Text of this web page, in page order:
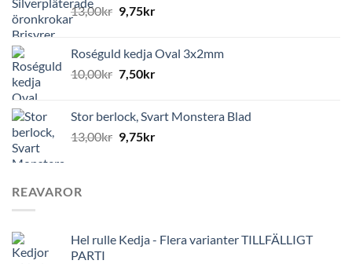
13,00kr 9,75kr
Roséguld kedja Oval 3x2mm
10,00kr 7,50kr
Stor berlock, Svart Monstera Blad
13,00kr 9,75kr
REAVAROR
Hel rulle Kedja - Flera varianter TILLFÄLLIGT
PARTI